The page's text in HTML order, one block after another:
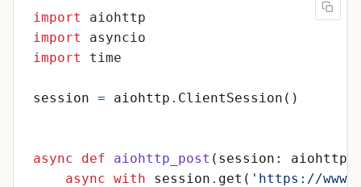
import
aiohttp
import
asyncio
import
time
session = aiohttp . ClientSession ( )
async def aiohttp_post ( session : aiohttp
async with session . get ( ' https://